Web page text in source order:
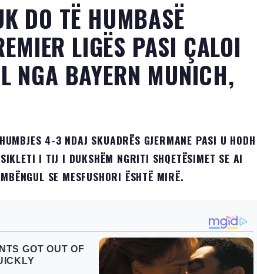
DO TË HUMBASË
LIGËS PASI ÇALOI
NGA BAYERN MUNICH,
4-3 NDAJ SKUADRËS GJERMANE PASI U HODH
I TIJ I DUKSHËM NGRITI SHQETËSIMET SE AI
SE MESFUSHORI ËSHTË MIRË.